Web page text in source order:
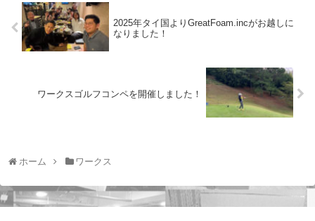
2025年タイ国よりGreatFoam.incがお越しに
なりました！
ワークスゴルフコンペを開催しました！
ホーム ワークス